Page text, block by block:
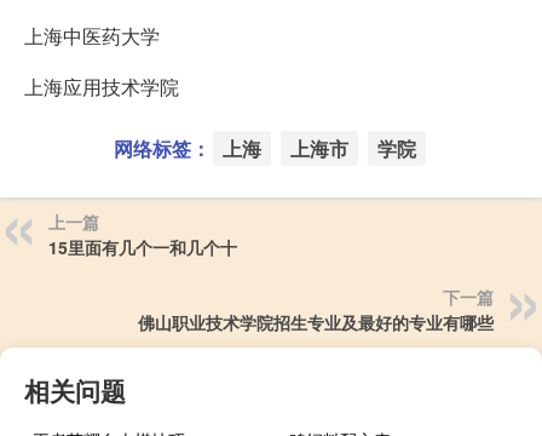
上海中医药大学
上海应用技术学院
网络标签： 上海 上海市 学院
上一篇
15里面有几个一和几个十
下一篇
佛山职业技术学院招生专业及最好的专业有哪些
相关问题